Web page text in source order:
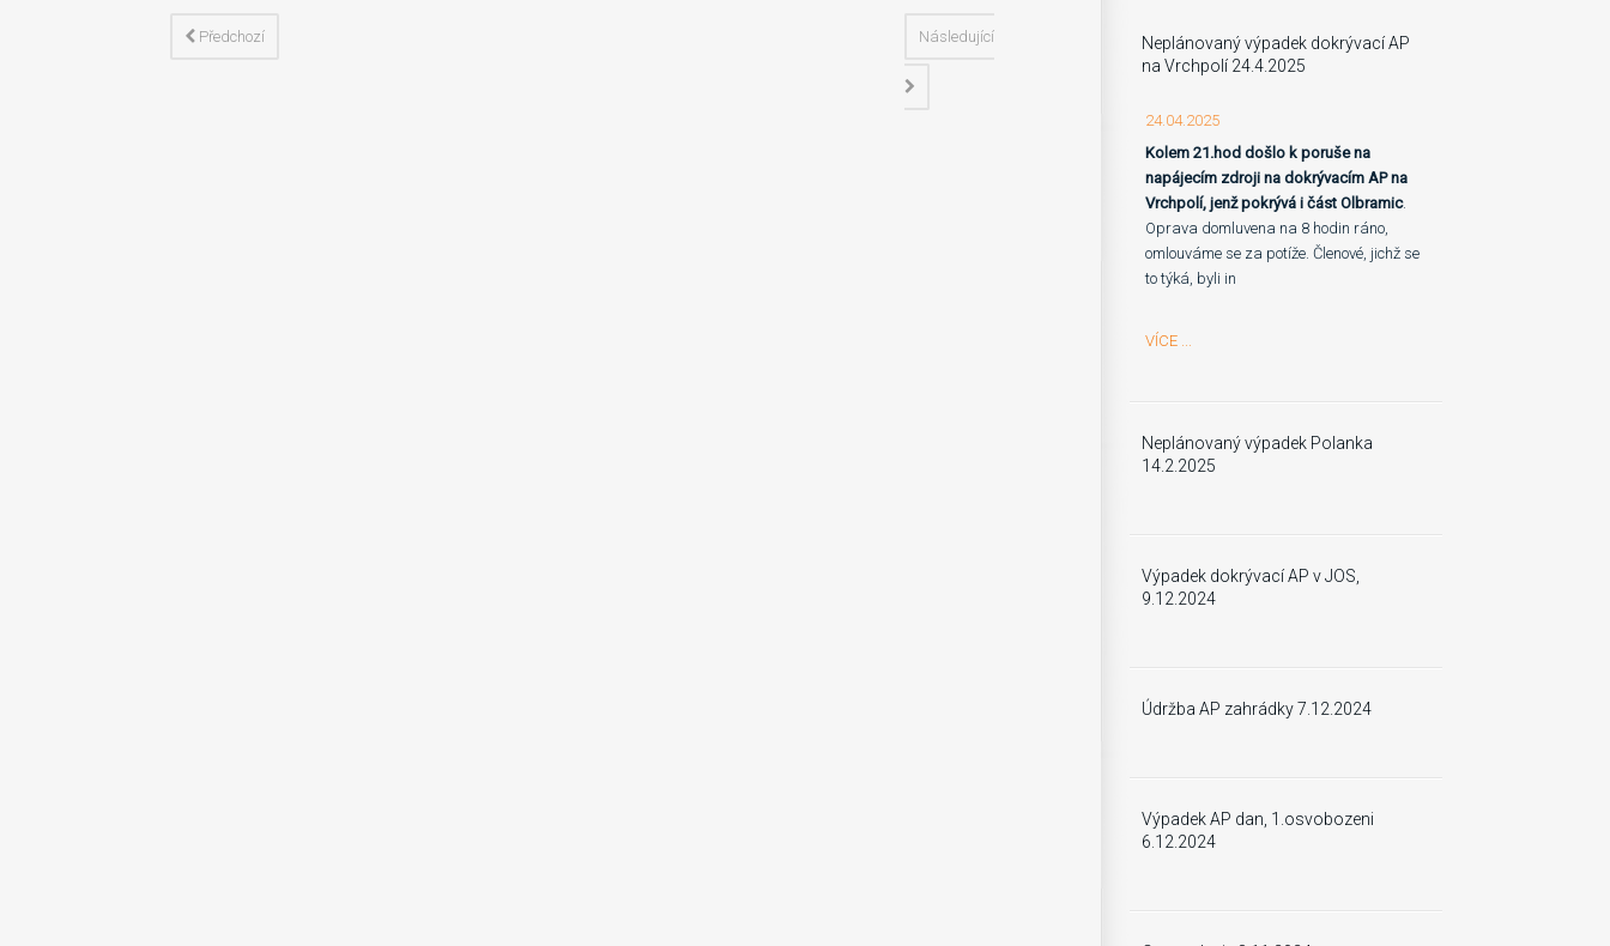
Předchozí Následující
Neplánovaný výpadek dokrývací AP
na Vrchpolí 24.4.2025
24.04.2025
Kolem 21.hod došlo k poruše na
napájecím zdroji na dokrývacím AP na
Vrchpolí, jenž pokrývá i část Olbramic.
Oprava domluvena na 8 hodin ráno,
omlouváme se za potíže. Členové, jichž se
to týká, byli in
VÍCE ...
Neplánovaný výpadek Polanka
14.2.2025
Výpadek dokrývací AP v JOS,
9.12.2024
Údržba AP zahrádky 7.12.2024
Výpadek AP dan, 1.osvobozeni
6.12.2024